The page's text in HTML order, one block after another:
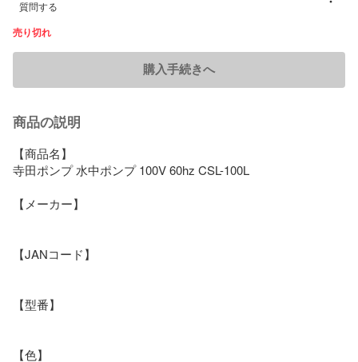
質問する
売り切れ
購入手続きへ
商品の説明
【商品名】
寺田ポンプ 水中ポンプ 100V 60hz CSL-100L
【メーカー】
【JANコード】
【型番】
【色】